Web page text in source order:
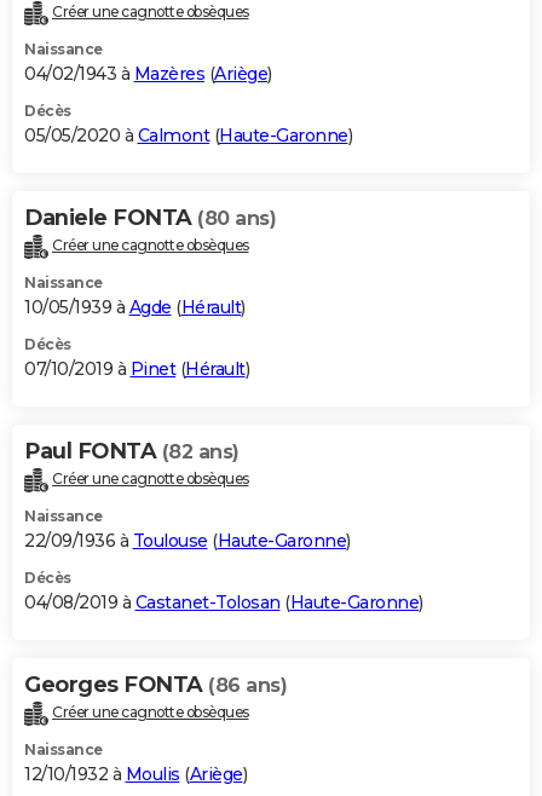
Créer une cagnotte obsèques
Naissance
04/02/1943 à Mazères (Ariège)
Décès
05/05/2020 à Calmont(Haute-Garonne)
Daniele FONTA (80 ans)
Créer une cagnotte obsèques
Naissance
10/05/1939 à Agde (Hérault)
Décès
07/10/2019 à Pinet(Hérault)
Paul FONTA (82 ans)
Créer une cagnotte obsèques
Naissance
22/09/1936 à Toulouse (Haute-Garonne)
Décès
04/08/2019 à Castanet-Tolosan (Haute-Garonne)
Georges FONTA (86 ans)
Créer une cagnotte obsèques
Naissance
12/10/1932 à Moulis (Ariège)